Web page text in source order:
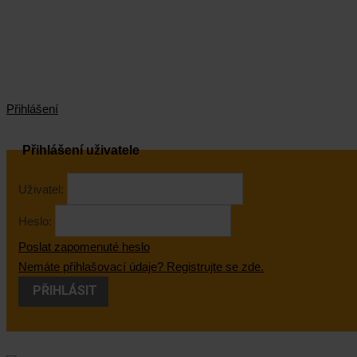
Přihlášení
Přihlášení uživatele
Uživatel:
Heslo:
Poslat zapomenuté heslo
Nemáte přihlašovací údaje? Registrujte se zde.